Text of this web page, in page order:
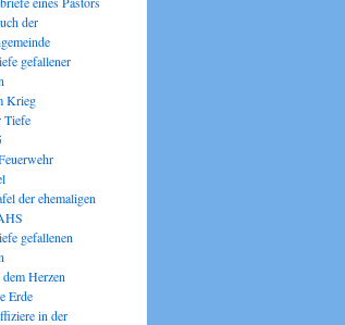
der
gefallener
Krieg
Tiefe
der ehemaligen
gefallenen
Herzen
Erde
in der